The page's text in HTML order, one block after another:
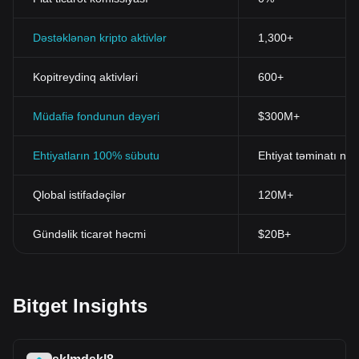
Dəstəklənən kripto aktivlər 1,300+
Kopitreydinq aktivləri 600+
Müdafiə fondunun dəyəri $300M+
Ehtiyatların 100% sübutu Ehtiyat təminatı
Qlobal istifadəçilər 120M+
Gündəlik ticarət həcmi $20B+
Bitget Insights